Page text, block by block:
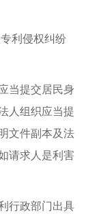
利侵权纠纷
当提交居民身
人组织应当提
文件副本及法
请求人是利害
行政部门出具